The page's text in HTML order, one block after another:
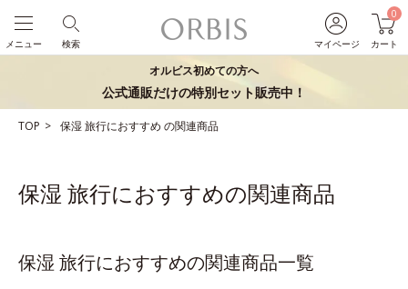
マイページ
0
カート
検索
メニュー
オルビス初めての方へ
公式通販だけの特別セット販売中！
TOP 保湿旅行におすすめ の関連商品
保湿 旅行におすすめの関連商品
保湿 旅行におすすめの関連商品一覧